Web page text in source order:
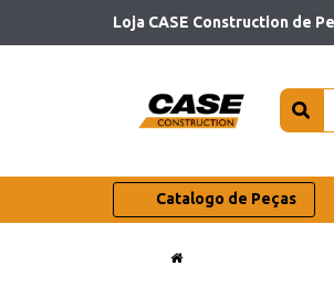
Loja CASE Construction de
Catalogo de Peças